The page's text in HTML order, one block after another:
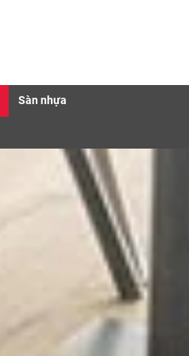
Sàn nhựa
Tải sản phẩm/Catalogue